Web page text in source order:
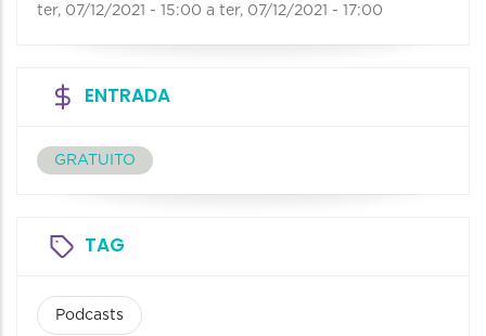
ter, 07/12/2021 - 15:00 a ter, 07/12/2021 - 17:00
ENTRADA
GRATUITO
TAG
Podcasts